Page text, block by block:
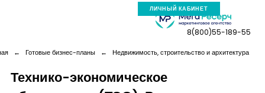
ЛИЧНЫЙ КАБИНЕТ
8(800)55-189-55
← Готовые бизнес-планы ← Недвижимость, строительство и архитектура
Технико-экономическое